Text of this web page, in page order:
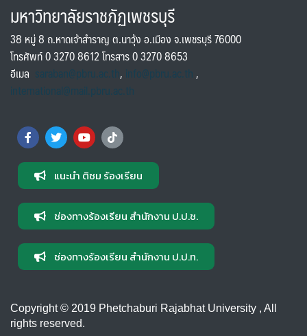
มหาวิทยาลัยราชภัฏเพชรบุรี
38 หมู่ 8 ถ.หาดเจ้าสำราญ ต.นาวุ้ง อ.เมือง จ.เพชรบุรี 76000
โทรศัพท์ 0 3270 8612 โทรสาร 0 3270 8653
อีเมล saraban@pbru.ac.th, info@pbru.ac.th,
international@mail.pbru.ac.th
แนะนำ ติชม ร้องเรียน
ช่องทางร้องเรียน สำนักงาน ป.ป.ช.
ช่องทางร้องเรียน สำนักงาน ป.ป.ท.
Copyright © 2019 Phetchaburi Rajabhat University , All
rights reserved.